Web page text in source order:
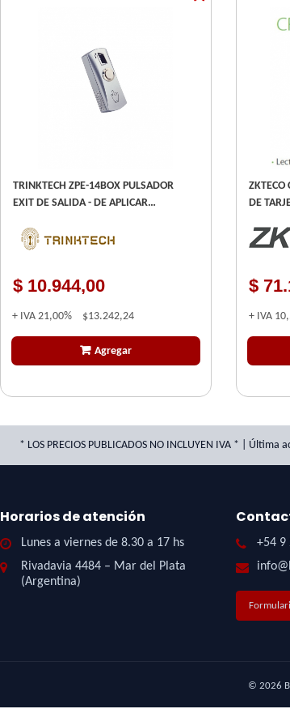
TRINKTECH ZPE-14BOX PULSADOR
EXIT DE SALIDA - DE APLICAR
$ 10.944,00
+ IVA21,00% $13.242,24
Agregar
ZKTECO
$
+ IVA
* LOS PRECIOS PUBLICADOS NO INCLUYEN IVA * |
Horarios de atención
Lunes a viernes de 8.30 a 17 hs
Rivadavia 4484 – Mar del Plata
(Argentina)
+54 9
© 2026